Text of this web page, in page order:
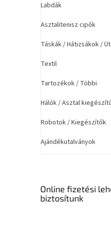
Labdák
Asztalitenisz cipők
Táskák / Hátizsákok /
Textil
Tartozékok / Többi
Hálók / Asztal
Robotok / Kiegészítők
Ajándékutalványok
Online fizetési
biztosítunk